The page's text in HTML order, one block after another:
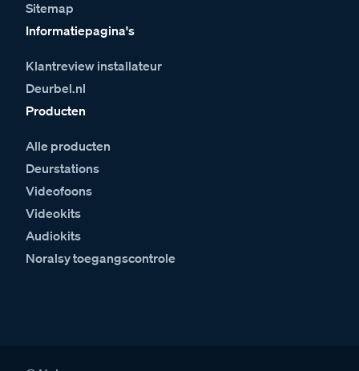
Sitemap
Informatiepagina's
Klantreview installateur
Deurbel.nl
Producten
Alle producten
Deurstations
Videofoons
Videokits
Audiokits
Noralsy toegangscontrole